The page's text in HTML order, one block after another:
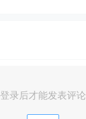
登录后才能发表评论